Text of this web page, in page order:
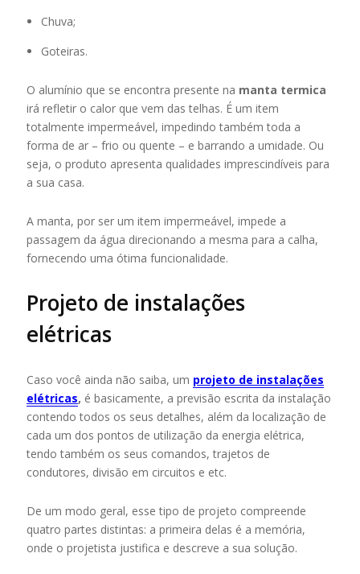
Chuva;
Goteiras.
O alumínio que se encontra presente na manta termica
irá refletir o calor que vem das telhas. É um item
totalmente impermeável, impedindo também toda a
forma de ar – frio ou quente – e barrando a umidade. Ou
seja, o produto apresenta qualidades imprescindíveis para
a sua casa.
A manta, por ser um item impermeável, impede a
passagem da água direcionando a mesma para a calha,
fornecendo uma ótima funcionalidade.
Projeto de instalações
elétricas
Caso você ainda não saiba, um projeto de instalações
elétricas, é basicamente, a previsão escrita da instalação
contendo todos os seus detalhes, além da localização de
cada um dos pontos de utilização da energia elétrica,
tendo também os seus comandos, trajetos de
condutores, divisão em circuitos e etc.
De um modo geral, esse tipo de projeto compreende
quatro partes distintas: a primeira delas é a memória,
onde o projetista justifica e descreve a sua solução.